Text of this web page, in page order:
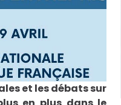
et les débats sur